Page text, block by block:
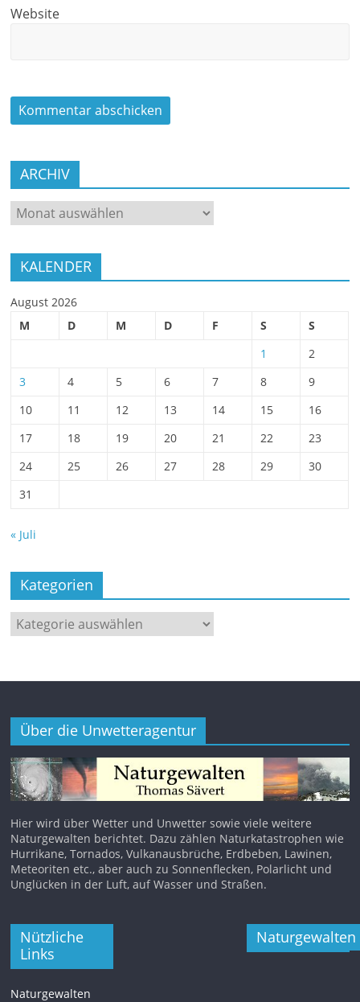
Website
ARCHIV
ARCHIV
KALENDER
August 2026
M
D M D F S
S
1
2
3
4 5 6 7 8
9
10
11 12 13 14 15
16
17
18 19 20 21 22
23
24
25 26 27 28 29
30
31
« Juli
Kategorien
Kategorien
Über die Unwetteragentur
Hier wird über Wetter und Unwetter sowie viele weitere
Naturgewalten berichtet. Dazu zählen Naturkatastrophen wie
Hurrikane, Tornados, Vulkanausbrüche, Erdbeben, Lawinen,
Meteoriten etc., aber auch zu Sonnenflecken, Polarlicht und
Unglücken in der Luft, auf Wasser und Straßen.
Nützliche
Links
Naturgewalten
Naturgewalten